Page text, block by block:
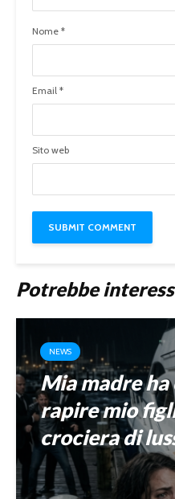
Nome *
Email *
Sito web
Potrebbe
NEWS
Mia madre
rapire mio
crociera di